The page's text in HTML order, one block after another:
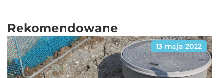
Rekomendowane
13 maja 2022